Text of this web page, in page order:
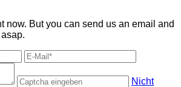
now. But you can send us an email and
Nicht